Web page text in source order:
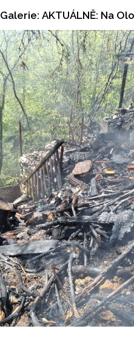
Galerie: AKTUÁLNĚ: Na